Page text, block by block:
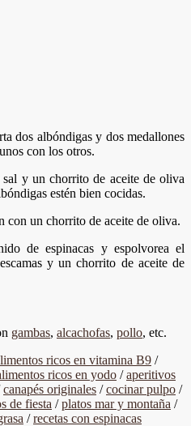
dos albóndigas y dos medallones
con los otros.
y un chorrito de aceite de oliva
estén bien cocidas.
con un chorrito de aceite de oliva.
de espinacas y espolvorea el
y un chorrito de aceite de
gambas, alcachofas, pollo, etc.
ricos en vitamina B9 /
ricos en yodo /aperitivos
canapés originales /cocinar pulpo /
de fiesta /platos mar y montaña /
/recetas con espinacas